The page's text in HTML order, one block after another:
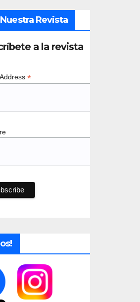
Revista
a la revista
*